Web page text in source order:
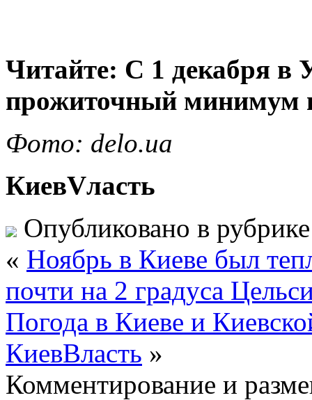
Читайте: С 1 декабря в
прожиточный минимум
Фото: delo.ua
КиевVласть
Опубликовано в
« Ноябрь в Киеве был
почти на 2 градуса
Погода в Киеве и
КиевВласть »
Комментирование и